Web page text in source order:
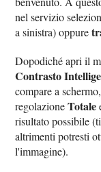
nel servizio
a sinistra) oppure
Dopodiché apri il
Contrasto
compare a
regolazioneTotale
risultato possibile
altrimenti potresti
l'immagine).